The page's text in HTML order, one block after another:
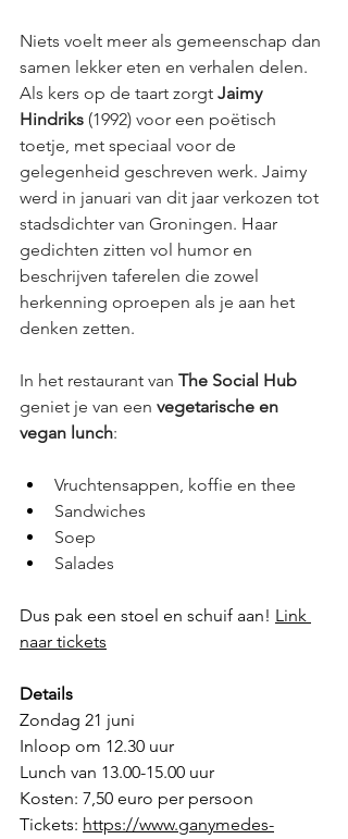
Niets voelt meer als gemeenschap dan
samen lekker eten en verhalen delen.
Als kers op de taart zorgt Jaimy
Hindriks (1992) voor een poëtisch
toetje, met speciaal voor de
gelegenheid geschreven werk. Jaimy
werd in januari van dit jaar verkozen tot
stadsdichter van Groningen. Haar
gedichten zitten vol humor en
beschrijven taferelen die zowel
herkenning oproepen als je aan het
denken zetten.
In het restaurant van The Social Hub
geniet je van een vegetarische en
vegan lunch:
Vruchtensappen, koffie en thee
Sandwiches
Soep
Salades
Dus pak een stoel en schuif aan! Link
naar tickets
Details
Zondag 21 juni
Inloop om 12.30 uur
Lunch van 13.00-15.00 uur
Kosten: 7,50 euro per persoon
Tickets: https://www.ganymedes-